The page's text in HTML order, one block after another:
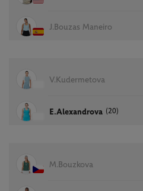
J.Bouzas Maneiro
V.Kudermetova
E.Alexandrova (20)
M.Bouzkova